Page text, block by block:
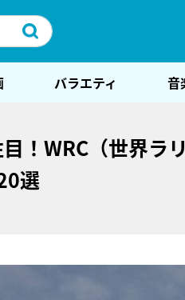
バラエティ 音
！WRC（世界
選